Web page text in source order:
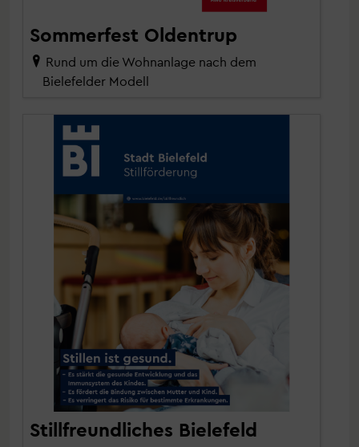
Sommerfest Oldentrup
Rund um die Wohnanlage nach dem
Bielefelder Modell
Stillfreundliches Bielefeld